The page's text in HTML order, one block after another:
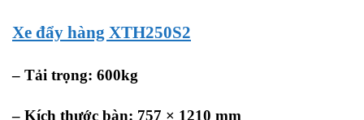
Xe đẩy hàng XTH250S2
– Tải trọng: 600kg
– Kích thước bàn: 757 × 1210 mm